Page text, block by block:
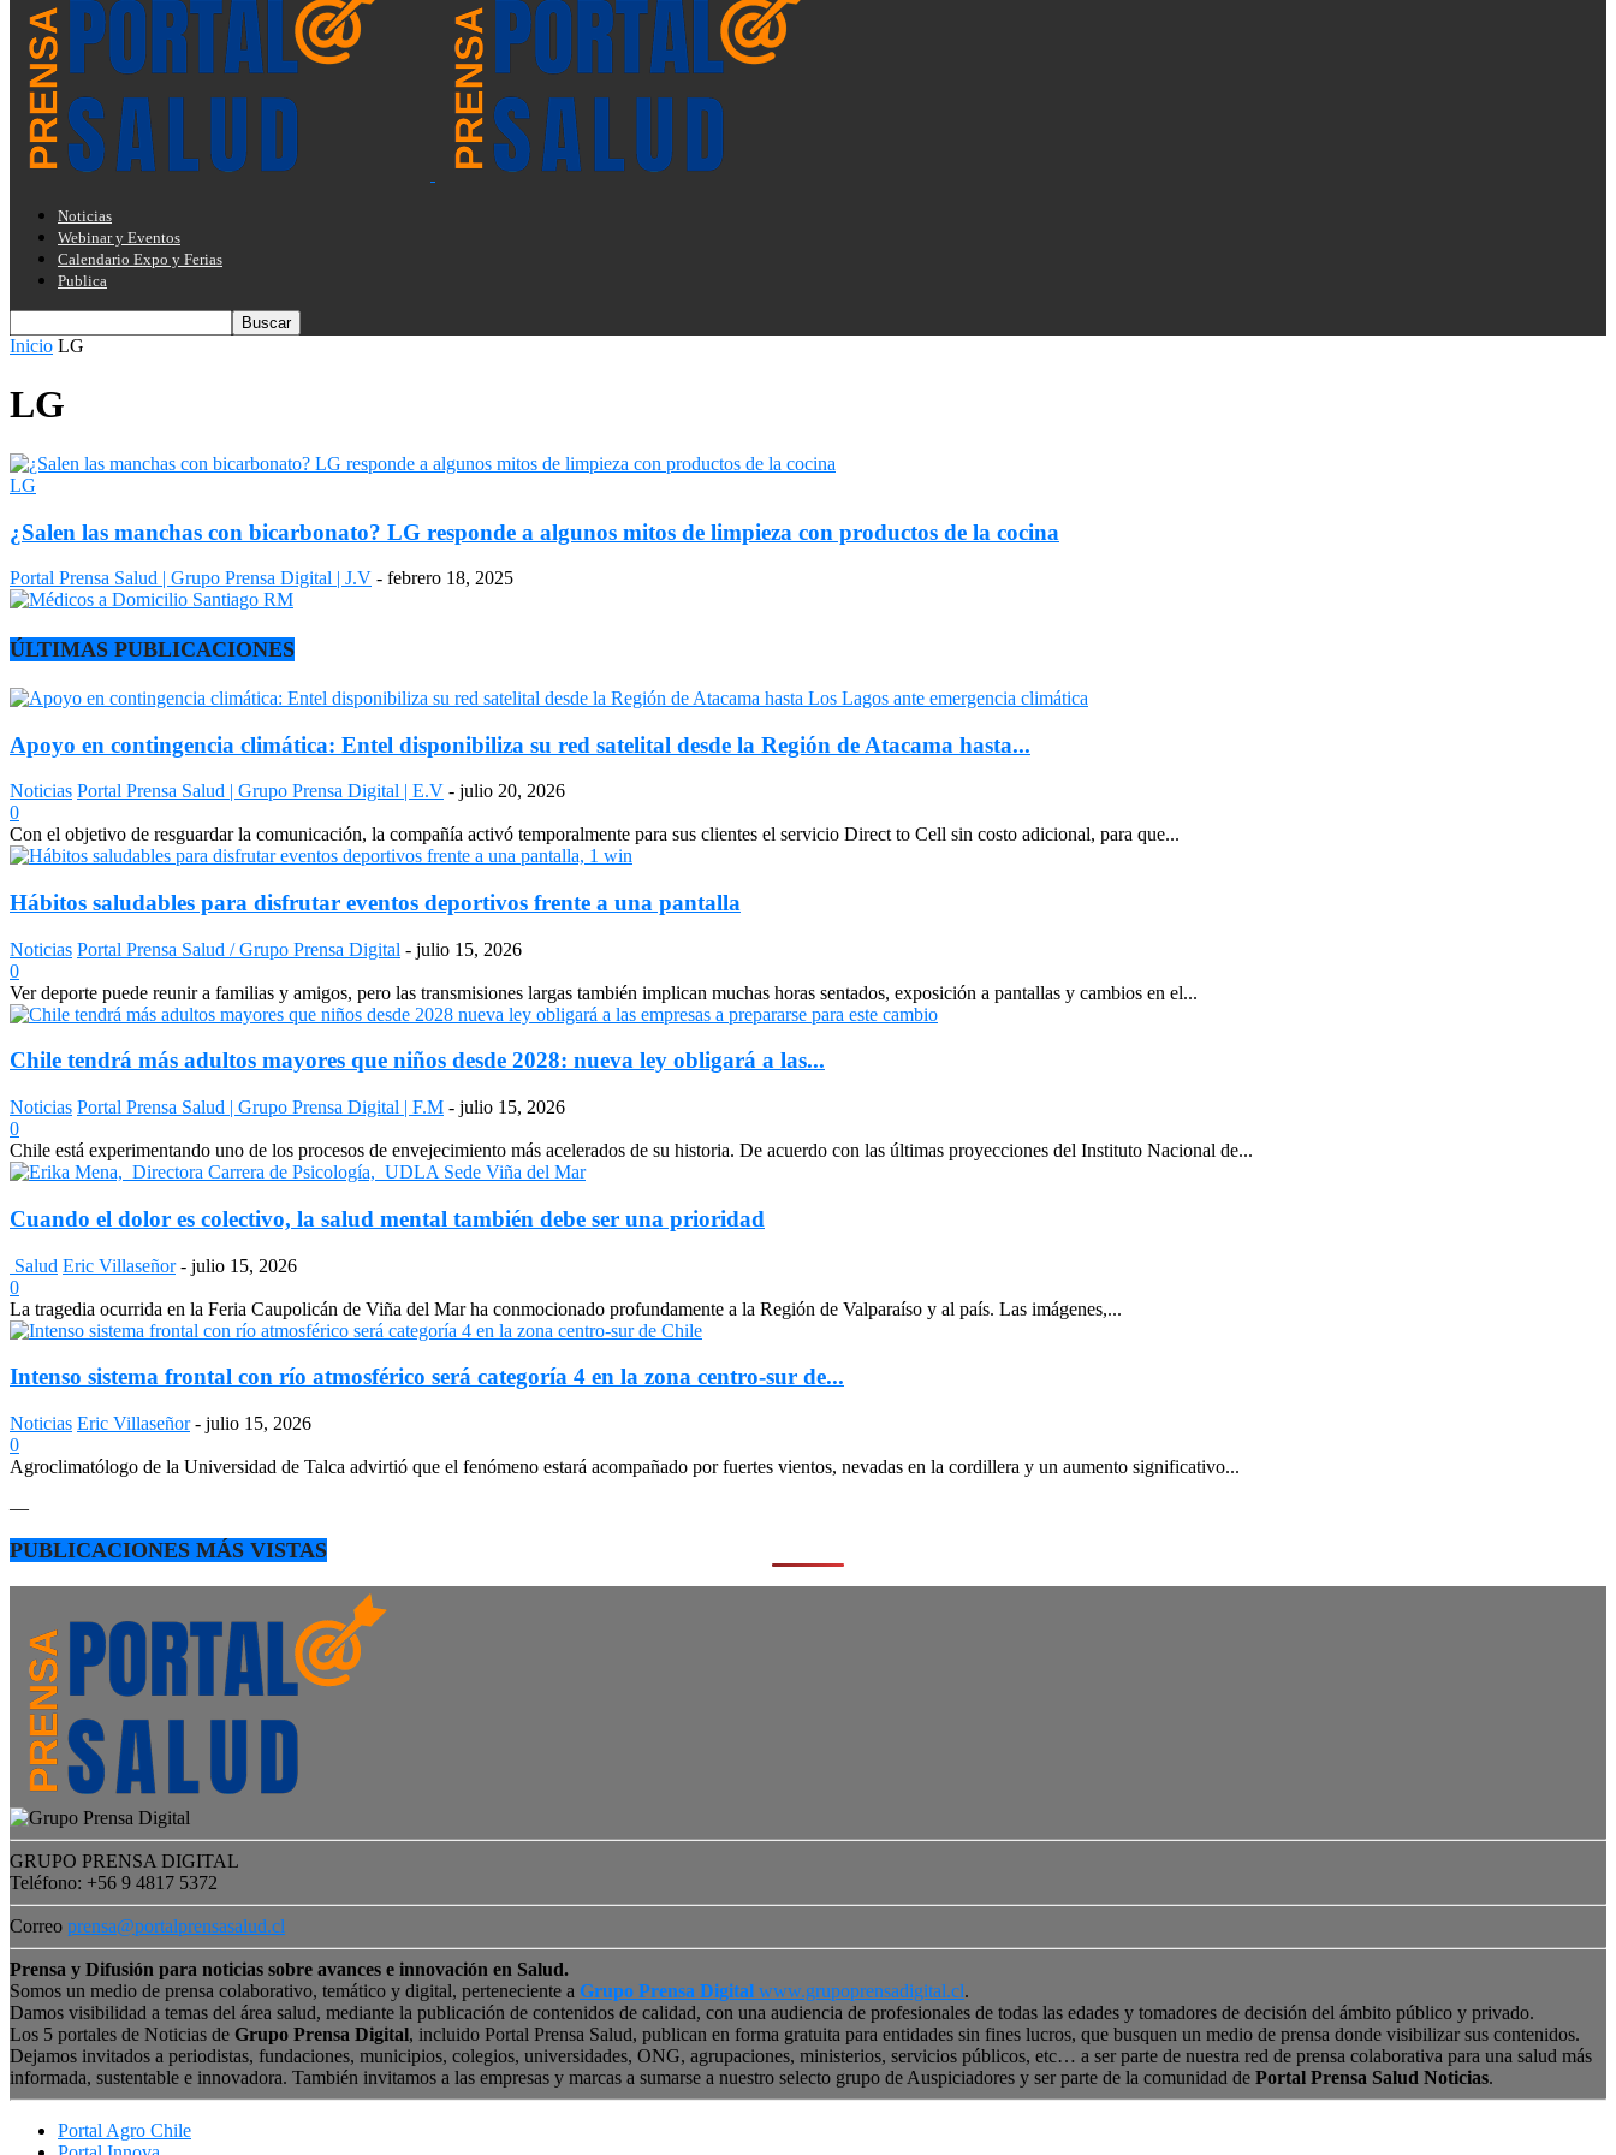
Noticias
Webinar y Eventos
Calendario Expo y Ferias
Publica
Inicio LG
LG
LG
¿Salen las manchas con bicarbonato? LG responde a algunos mitos de limpieza con productos de la cocina
Portal Prensa Salud | Grupo Prensa Digital | J.V - febrero 18, 2025
ÚLTIMAS PUBLICACIONES
Apoyo en contingencia climática: Entel disponibiliza su red satelital desde la Región de Atacama hasta...
Noticias Portal Prensa Salud | Grupo Prensa Digital | E.V - julio 20, 2026
0
Con el objetivo de resguardar la comunicación, la compañía activó temporalmente para sus clientes el servicio Direct to Cell sin costo adicional, para que...
Hábitos saludables para disfrutar eventos deportivos frente a una pantalla
Noticias Portal Prensa Salud / Grupo Prensa Digital - julio 15, 2026
0
Ver deporte puede reunir a familias y amigos, pero las transmisiones largas también implican muchas horas sentados, exposición a pantallas y cambios en el...
Chile tendrá más adultos mayores que niños desde 2028: nueva ley obligará a las...
Noticias Portal Prensa Salud | Grupo Prensa Digital | F.M - julio 15, 2026
0
Chile está experimentando uno de los procesos de envejecimiento más acelerados de su historia. De acuerdo con las últimas proyecciones del Instituto Nacional de...
Cuando el dolor es colectivo, la salud mental también debe ser una prioridad
Salud Eric Villaseñor - julio 15, 2026
0
La tragedia ocurrida en la Feria Caupolicán de Viña del Mar ha conmocionado profundamente a la Región de Valparaíso y al país. Las imágenes,...
Intenso sistema frontal con río atmosférico será categoría 4 en la zona centro-sur de...
Noticias Eric Villaseñor - julio 15, 2026
0
Agroclimatólogo de la Universidad de Talca advirtió que el fenómeno estará acompañado por fuertes vientos, nevadas en la cordillera y un aumento significativo...
—
PUBLICACIONES MÁS VISTAS
GRUPO PRENSA DIGITAL
Teléfono: +56 9 4817 5372
Correo prensa@portalprensasalud.cl
Prensa y Difusión para noticias sobre avances e innovación en Salud.
Somos un medio de prensa colaborativo, temático y digital, perteneciente a Grupo Prensa Digital www.grupoprensadigital.cl.
Damos visibilidad a temas del área salud, mediante la publicación de contenidos de calidad, con una audiencia de profesionales de todas las edades y tomadores de decisión del ámbito público y privado.
Los 5 portales de Noticias de Grupo Prensa Digital, incluido Portal Prensa Salud, publican en forma gratuita para entidades sin fines lucros, que busquen un medio de prensa donde visibilizar sus contenidos.
Dejamos invitados a periodistas, fundaciones, municipios, colegios, universidades, ONG, agrupaciones, ministerios, servicios públicos, etc… a ser parte de nuestra red de prensa colaborativa para una salud más
informada, sustentable e innovadora. También invitamos a las empresas y marcas a sumarse a nuestro selecto grupo de Auspiciadores y ser parte de la comunidad de Portal Prensa Salud Noticias.
Portal Agro Chile